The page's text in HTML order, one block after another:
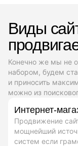
Виды
Конечно же мы не
набором, будем
и приносить
можно из
Интернет-
Продвижение
мощнейший
систем если